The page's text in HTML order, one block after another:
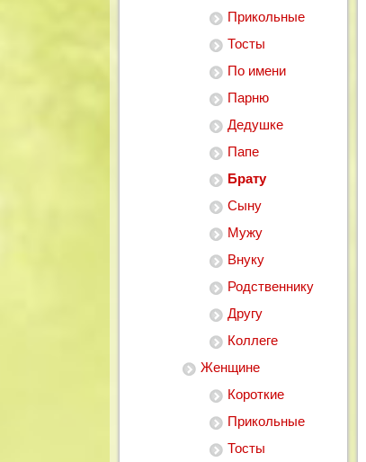
Прикольные
Тосты
По имени
Парню
Дедушке
Папе
Брату
Сыну
Мужу
Внуку
Родственнику
Другу
Коллеге
Женщине
Короткие
Прикольные
Тосты